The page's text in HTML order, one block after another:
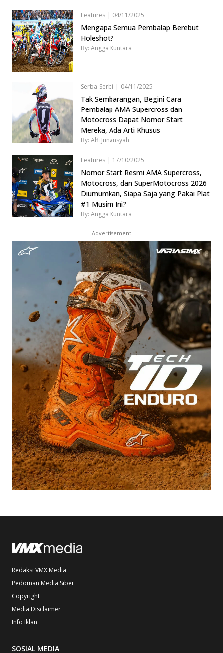
Features | 04/11/2025
Mengapa Semua Pembalap Berebut
Holeshot?
By: Angga Kuntara
Serba-Serbi | 04/11/2025
Tak Sembarangan, Begini Cara
Pembalap AMA Supercross dan
Motocross Dapat Nomor Start
Mereka, Ada Arti Khusus
By: Alfi Junansyah
Features | 17/10/2025
Nomor Start Resmi AMA Supercross,
Motocross, dan SuperMotocross 2026
Diumumkan, Siapa Saja yang Pakai Plat
#1 Musim Ini?
By: Angga Kuntara
- Advertisement -
Redaksi VMX Media
Pedoman Media Siber
Copyright
Media Disclaimer
Info Iklan
SOSIAL MEDIA